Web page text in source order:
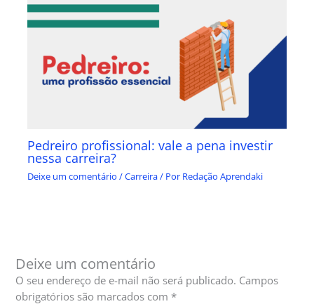
Pedreiro profissional: vale a pena investir
nessa carreira?
Deixe um comentário /Carreira/ Por Redação Aprendaki
Deixe um comentário
O seu endereço de e-mail não será publicado. Campos
obrigatórios são marcados com *